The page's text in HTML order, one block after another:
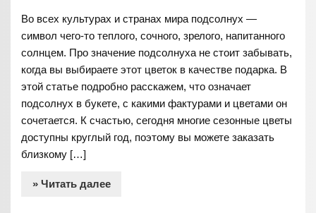
Во всех культурах и странах мира подсолнух —
символ чего-то теплого, сочного, зрелого, напитанного
солнцем. Про значение подсолнуха не стоит забывать,
когда вы выбираете этот цветок в качестве подарка. В
этой статье подробно расскажем, что означает
подсолнух в букете, с какими фактурами и цветами он
сочетается. К счастью, сегодня многие сезонные цветы
доступны круглый год, поэтому вы можете заказать
близкому […]
» Читать далее